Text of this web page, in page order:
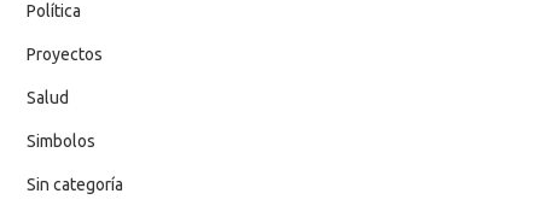
Política
Proyectos
Salud
Simbolos
Sin categoría